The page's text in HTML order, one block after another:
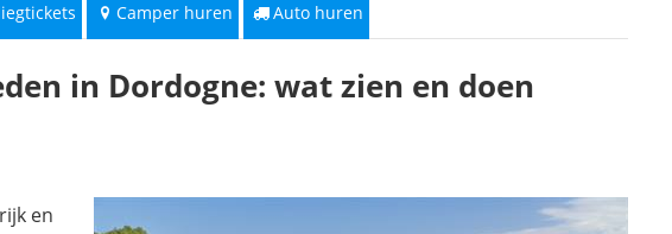
Camper huren Auto huren
in Dordogne: wat zien en doen
en